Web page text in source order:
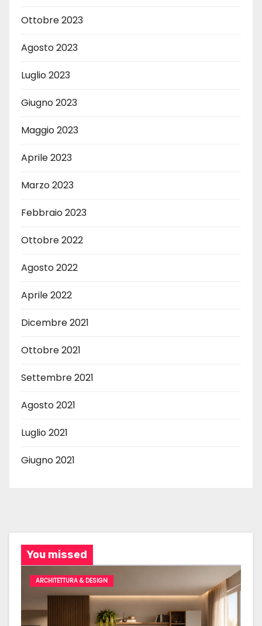
Ottobre 2023
Agosto 2023
Luglio 2023
Giugno 2023
Maggio 2023
Aprile 2023
Marzo 2023
Febbraio 2023
Ottobre 2022
Agosto 2022
Aprile 2022
Dicembre 2021
Ottobre 2021
Settembre 2021
Agosto 2021
Luglio 2021
Giugno 2021
You missed
ARCHITETTURA & DESIGN